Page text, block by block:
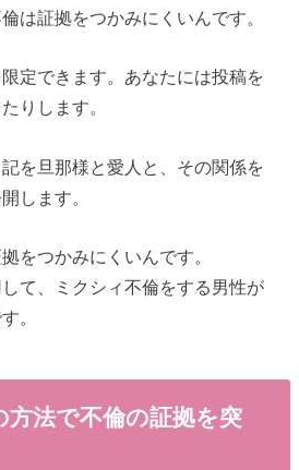
は証拠をつかみにくいんです。
定できます。あなたには投稿を
りします。
を旦那様と愛人と、その関係を
します。
をつかみにくいんです。
て、ミクシィ不倫をする男性が
。
方法で不倫の証拠を突